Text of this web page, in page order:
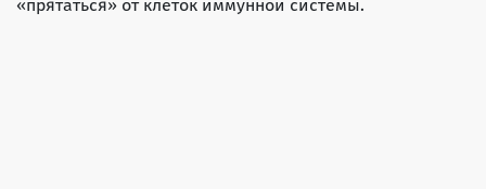
«прятаться» от клеток иммунной системы.